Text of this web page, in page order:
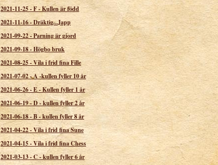
2021-11-25-F - Kullen är född
2021-11-16-Dräktig...Japp
2021-09-22-Parning är gjord
2021-09-18-Högbo bruk
2021-08-25-Vila i frid fina Fille
2021-07-02-A -kullen fyller 10 år
2021-06-26-E - Kullen fyller 1 år
2021-06-19-D - kullen fyller 2 år
2021-06-18-B - kullen fyller 8 år
2021-04-22-Vila i frid fina Sune
2021-04-15-Vila i frid fina Chess
2021-03-13-C - kullen fyller 6 år